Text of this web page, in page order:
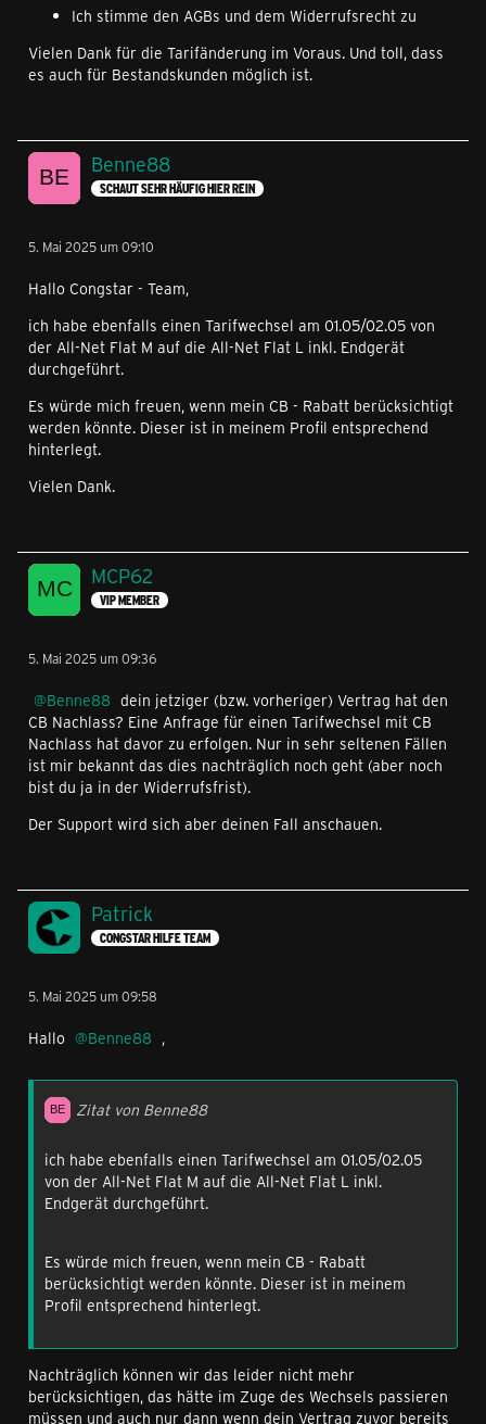
Ich stimme den AGBs und dem Widerrufsrecht zu
Vielen Dank für die Tarifänderung im Voraus. Und toll, dass
es auch für Bestandskunden möglich ist.
Benne88
SCHAUT SEHR HÄUFIG HIER REIN
5. Mai 2025 um 09:10
Hallo Congstar - Team,
ich habe ebenfalls einen Tarifwechsel am 01.05/02.05 von
der All-Net Flat M auf die All-Net Flat L inkl. Endgerät
durchgeführt.
Es würde mich freuen, wenn mein CB - Rabatt berücksichtigt
werden könnte. Dieser ist in meinem Profil entsprechend
hinterlegt.
Vielen Dank.
MCP62
VIP MEMBER
5. Mai 2025 um 09:36
Benne88 dein jetziger (bzw. vorheriger) Vertrag hat den
CB Nachlass? Eine Anfrage für einen Tarifwechsel mit CB
Nachlass hat davor zu erfolgen. Nur in sehr seltenen Fällen
ist mir bekannt das dies nachträglich noch geht (aber noch
bist du ja in der Widerrufsfrist).
Der Support wird sich aber deinen Fall anschauen.
Patrick
CONGSTAR HILFE TEAM
5. Mai 2025 um 09:58
Hallo Benne88 ,
Zitat von Benne88
ich habe ebenfalls einen Tarifwechsel am 01.05/02.05
von der All-Net Flat M auf die All-Net Flat L inkl.
Endgerät durchgeführt.
Es würde mich freuen, wenn mein CB - Rabatt
berücksichtigt werden könnte. Dieser ist in meinem
Profil entsprechend hinterlegt.
Nachträglich können wir das leider nicht mehr
berücksichtigen, das hätte im Zuge des Wechsels passieren
müssen und auch nur dann wenn dein Vertrag zuvor bereits